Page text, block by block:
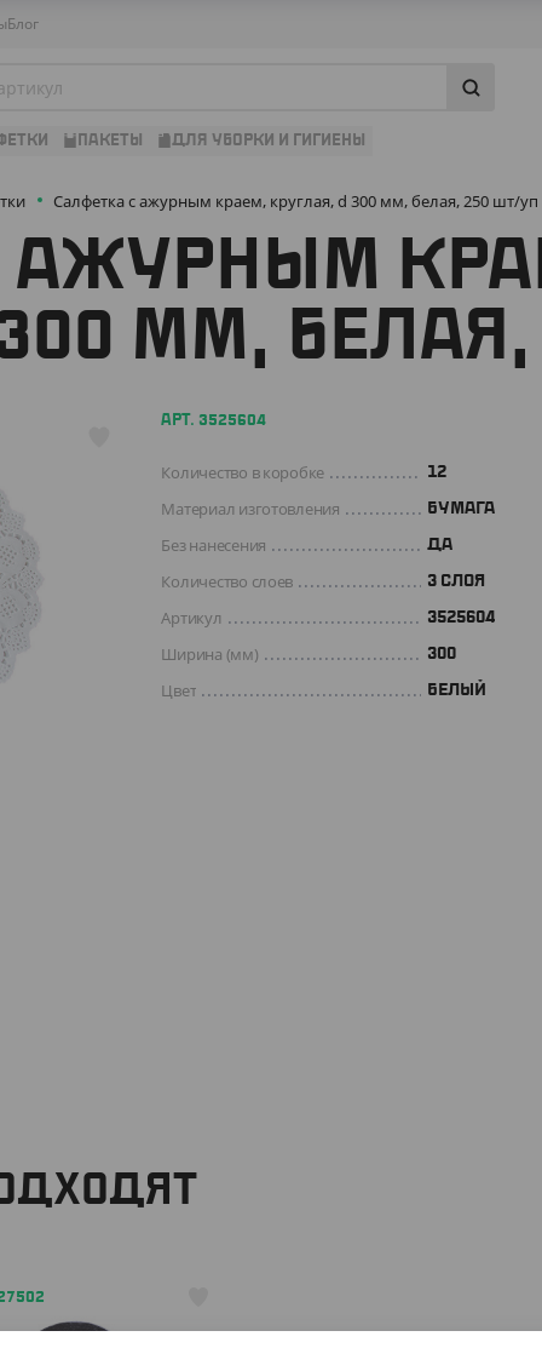
Блог
ПАКЕТЫ ДЛЯ УБОРКИ И ГИГИЕНЫ
Салфетка с ажурным краем, круглая, d 300 мм, белая, 250 шт/уп
АЖУРНЫМ
ММ,
АРТ. 3525604
Количество в коробке 12
Материал изготовления БУМАГА
Без нанесения ДА
Количество слоев 3 СЛОЯ
Артикул 3525604
Ширина (мм) 300
Цвет БЕЛЫЙ